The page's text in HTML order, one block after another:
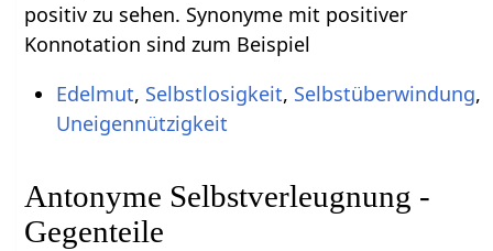
positiv zu sehen. Synonyme mit positiver
Konnotation sind zum Beispiel
Edelmut, Selbstlosigkeit, Selbstüberwindung,
Uneigennützigkeit
Antonyme Selbstverleugnung -
Gegenteile